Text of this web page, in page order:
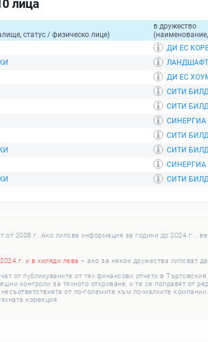
лица
статус / физическо лице)
в дружество
ДИ ЕС
ДИ ЕС
СИТИ
СИТИ
СИНЕРГИА
СИТИ
СИТИ
СИНЕРГИА
СИТИ
2008 г. Ако липсва информация за години до 2024 г. ,
г. и в хиляди лева – ако за някои дружества липсват
от публикуваните от тях финансови отчети в
контроли за тяхното откриване, и те се поправят от
от по-големите към по-малките
корекция.